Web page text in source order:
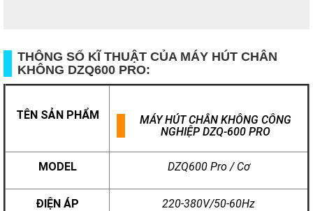
THÔNG SỐ KĨ THUẬT CỦA MÁY HÚT CHÂN
KHÔNG DZQ600 PRO:
TÊN SẢN PHẨM
MÁY HÚT CHÂN KHÔNG CÔNG
NGHIỆP DZQ-600 PRO
MODEL DZQ600 Pro / Cơ
ĐIỆN ÁP 220-380V/50-60Hz